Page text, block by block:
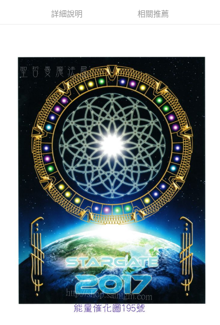
每筆NT$80，滿NT$3,000(含以上)免運費
賣家宅配幫您送（台灣）
每筆NT$80，滿NT$3,000(含以上)免運費
郵局幫你送（離島）
每筆NT$80，滿NT$3,000(含以上)免運費
付款後門市自取
詳細說明 相關推薦